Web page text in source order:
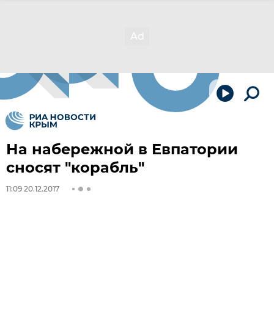
На набережной в Евпатории
сносят "корабль"
11:09 20.12.2017